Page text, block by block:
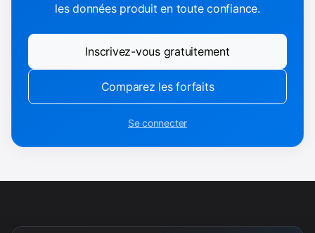
les données produit en toute confiance.
Inscrivez-vous gratuitement
Comparez les forfaits
Se connecter